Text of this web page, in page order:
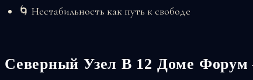
🌀 Нестабильность как путь к свободе
Северный Узел В 12 Доме